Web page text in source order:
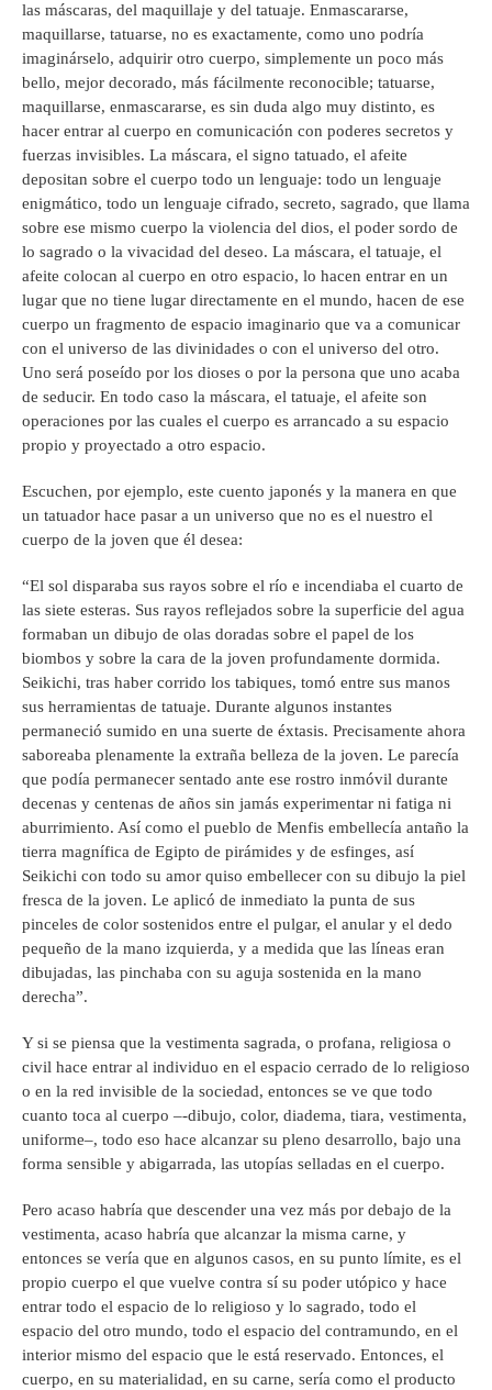
las máscaras, del maquillaje y del tatuaje. Enmascararse,
maquillarse, tatuarse, no es exactamente, como uno podría
imaginárselo, adquirir otro cuerpo, simplemente un poco más
bello, mejor decorado, más fácilmente reconocible; tatuarse,
maquillarse, enmascararse, es sin duda algo muy distinto, es
hacer entrar al cuerpo en comunicación con poderes secretos y
fuerzas invisibles. La máscara, el signo tatuado, el afeite
depositan sobre el cuerpo todo un lenguaje: todo un lenguaje
enigmático, todo un lenguaje cifrado, secreto, sagrado, que llama
sobre ese mismo cuerpo la violencia del dios, el poder sordo de
lo sagrado o la vivacidad del deseo. La máscara, el tatuaje, el
afeite colocan al cuerpo en otro espacio, lo hacen entrar en un
lugar que no tiene lugar directamente en el mundo, hacen de ese
cuerpo un fragmento de espacio imaginario que va a comunicar
con el universo de las divinidades o con el universo del otro.
Uno será poseído por los dioses o por la persona que uno acaba
de seducir. En todo caso la máscara, el tatuaje, el afeite son
operaciones por las cuales el cuerpo es arrancado a su espacio
propio y proyectado a otro espacio.
Escuchen, por ejemplo, este cuento japonés y la manera en que
un tatuador hace pasar a un universo que no es el nuestro el
cuerpo de la joven que él desea:
“El sol disparaba sus rayos sobre el río e incendiaba el cuarto de
las siete esteras. Sus rayos reflejados sobre la superficie del agua
formaban un dibujo de olas doradas sobre el papel de los
biombos y sobre la cara de la joven profundamente dormida.
Seikichi, tras haber corrido los tabiques, tomó entre sus manos
sus herramientas de tatuaje. Durante algunos instantes
permaneció sumido en una suerte de éxtasis. Precisamente ahora
saboreaba plenamente la extraña belleza de la joven. Le parecía
que podía permanecer sentado ante ese rostro inmóvil durante
decenas y centenas de años sin jamás experimentar ni fatiga ni
aburrimiento. Así como el pueblo de Menfis embellecía antaño la
tierra magnífica de Egipto de pirámides y de esfinges, así
Seikichi con todo su amor quiso embellecer con su dibujo la piel
fresca de la joven. Le aplicó de inmediato la punta de sus
pinceles de color sostenidos entre el pulgar, el anular y el dedo
pequeño de la mano izquierda, y a medida que las líneas eran
dibujadas, las pinchaba con su aguja sostenida en la mano
derecha”.
Y si se piensa que la vestimenta sagrada, o profana, religiosa o
civil hace entrar al individuo en el espacio cerrado de lo religioso
o en la red invisible de la sociedad, entonces se ve que todo
cuanto toca al cuerpo –-dibujo, color, diadema, tiara, vestimenta,
uniforme–, todo eso hace alcanzar su pleno desarrollo, bajo una
forma sensible y abigarrada, las utopías selladas en el cuerpo.
Pero acaso habría que descender una vez más por debajo de la
vestimenta, acaso habría que alcanzar la misma carne, y
entonces se vería que en algunos casos, en su punto límite, es el
propio cuerpo el que vuelve contra sí su poder utópico y hace
entrar todo el espacio de lo religioso y lo sagrado, todo el
espacio del otro mundo, todo el espacio del contramundo, en el
interior mismo del espacio que le está reservado. Entonces, el
cuerpo, en su materialidad, en su carne, sería como el producto